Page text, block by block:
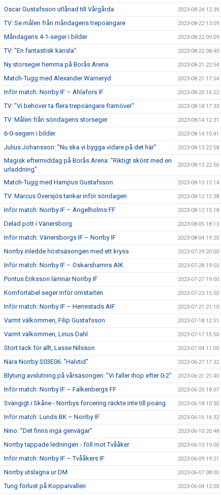
Oscar Gustafsson utlånad till Vårgårda 2023-08-24 12:39
TV: Se målen från måndagens trepoängare 2023-08-22 13:09
Måndagens 4-1-seger i bilder 2023-08-22 09:09
TV: "En fantastisk känsla" 2023-08-22 08:40
Ny storseger hemma på Borås Arena 2023-08-21 22:54
Match-Tugg med Alexander Warneryd 2023-08-21 17:54
Inför match: Norrby IF – Ahlafors IF 2023-08-20 16:22
TV: "Vi behöver ta flera trepoängare framöver" 2023-08-18 17:33
TV: Målen från söndagens storseger 2023-08-14 12:31
6-0-segern i bilder 2023-08-14 10:41
Julius Johansson: "Nu ska vi bygga vidare på det här" 2023-08-13 22:58
Magisk eftermiddag på Borås Arena: "Riktigt skönt med en
urladdning"
2023-08-13 22:56
Match-Tugg med Hampus Gustafsson 2023-08-13 15:14
TV: Marcus Översjös tankar inför söndagen 2023-08-12 15:38
Inför match: Norrby IF – Ängelholms FF 2023-08-12 15:18
Delad pott i Vänersborg 2023-08-05 18:13
Inför match: Vänersborgs IF – Norrby IF 2023-08-04 19:20
Norrby inledde höstsäsongen med ett kryss 2023-07-29 20:00
Inför match: Norrby IF – Oskarshamns AIK 2023-07-28 19:50
Pontus Eriksson lämnar Norrby IF 2023-07-27 19:00
Komfortabel seger inför omstarten 2023-07-23 15:50
Inför match: Norrby IF – Herrestads AIF 2023-07-21 21:10
Varmt välkommen, Filip Gustafsson 2023-07-18 12:51
Varmt välkommen, Linus Dahl 2023-07-17 15:50
Stort tack för allt, Lasse Nilsson 2023-07-04 11:00
Nära Norrby S03E06: "Halvtid" 2023-06-27 17:32
Blytung avslutning på vårsäsongen: "Vi faller ihop efter 0-2" 2023-06-21 21:40
Inför match: Norrby IF – Falkenbergs FF 2023-06-20 18:07
Svängigt i Skåne - Norrbys forcering räckte inte till poäng 2023-06-18 10:30
Inför match: Lunds BK – Norrby IF 2023-06-16 16:32
Nino: "Det finns inga genvägar" 2023-06-10 20:48
Norrby tappade ledningen - föll mot Tvååker 2023-06-10 19:00
Inför match: Norrby IF – Tvååkers IF 2023-06-09 19:21
Norrby utslagna ur DM 2023-06-07 08:00
Tung förlust på Kopparvallen 2023-06-04 12:00